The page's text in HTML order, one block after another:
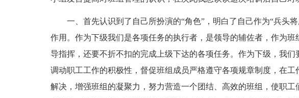
一、首先认识到了自己所扮演的“角色”，明白了自己作为“兵头
作用。作为下级我们是各项任务的执行者，是领导的辅佐者，作为
导指挥，还要不折不扣的完成上级下达的各项任务。作为下级，我
调动职工工作的积极性，督促班组成员严格遵守各项规章制度，在
解决，增强班组的凝聚力，努力营造一个团结、高效的班组，使职